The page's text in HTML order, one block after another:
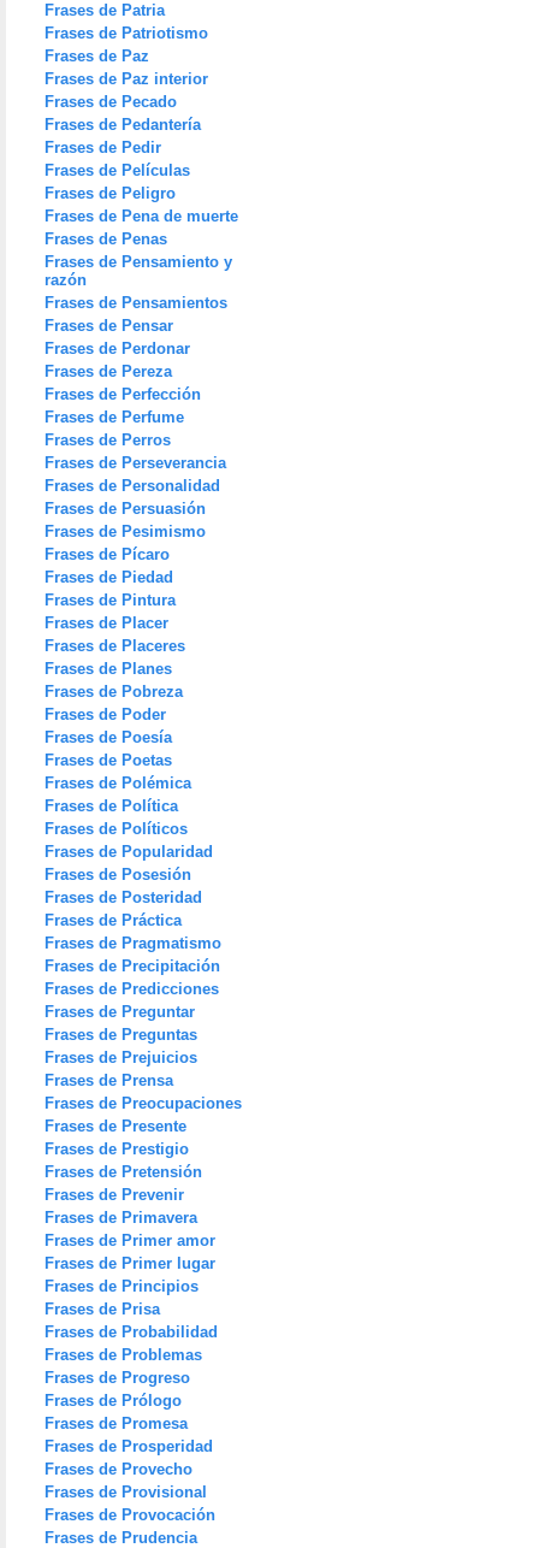
Frases de Patria
Frases de Patriotismo
Frases de Paz
Frases de Paz interior
Frases de Pecado
Frases de Pedantería
Frases de Pedir
Frases de Películas
Frases de Peligro
Frases de Pena de muerte
Frases de Penas
Frases de Pensamiento y
razón
Frases de Pensamientos
Frases de Pensar
Frases de Perdonar
Frases de Pereza
Frases de Perfección
Frases de Perfume
Frases de Perros
Frases de Perseverancia
Frases de Personalidad
Frases de Persuasión
Frases de Pesimismo
Frases de Pícaro
Frases de Piedad
Frases de Pintura
Frases de Placer
Frases de Placeres
Frases de Planes
Frases de Pobreza
Frases de Poder
Frases de Poesía
Frases de Poetas
Frases de Polémica
Frases de Política
Frases de Políticos
Frases de Popularidad
Frases de Posesión
Frases de Posteridad
Frases de Práctica
Frases de Pragmatismo
Frases de Precipitación
Frases de Predicciones
Frases de Preguntar
Frases de Preguntas
Frases de Prejuicios
Frases de Prensa
Frases de Preocupaciones
Frases de Presente
Frases de Prestigio
Frases de Pretensión
Frases de Prevenir
Frases de Primavera
Frases de Primer amor
Frases de Primer lugar
Frases de Principios
Frases de Prisa
Frases de Probabilidad
Frases de Problemas
Frases de Progreso
Frases de Prólogo
Frases de Promesa
Frases de Prosperidad
Frases de Provecho
Frases de Provisional
Frases de Provocación
Frases de Prudencia